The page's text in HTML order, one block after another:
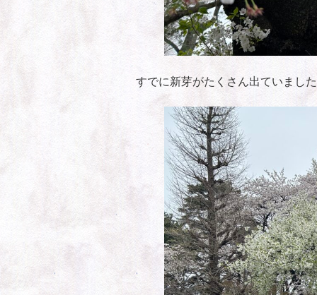
すでに新芽がたくさん出ていまし